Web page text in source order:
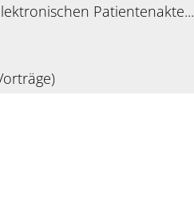
Patientenakte...